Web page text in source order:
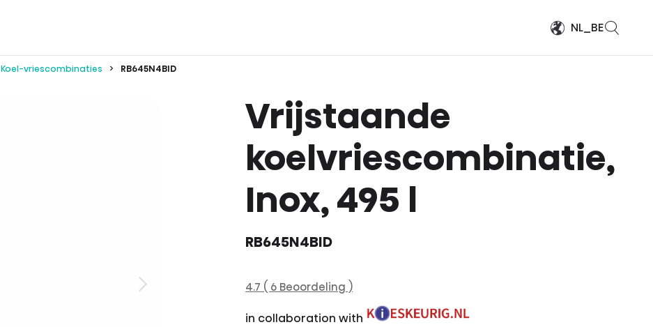
NL_BE
Koel-vriescombinaties RB645N4BID
Vrijstaande
koelvriescombinatie,
Inox, 495 l
RB645N4BID
4.7 ( 6 Beoordeling )
in collaboration with